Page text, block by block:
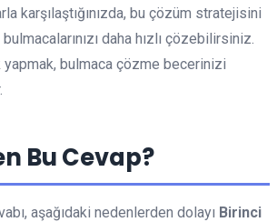
karşılaştığınızda, bu çözüm stratejisini
daha hızlı çözebilirsiniz.
bulmaca çözme becerinizi
Bu Cevap?
aşağıdaki nedenlerden dolayı Birinci